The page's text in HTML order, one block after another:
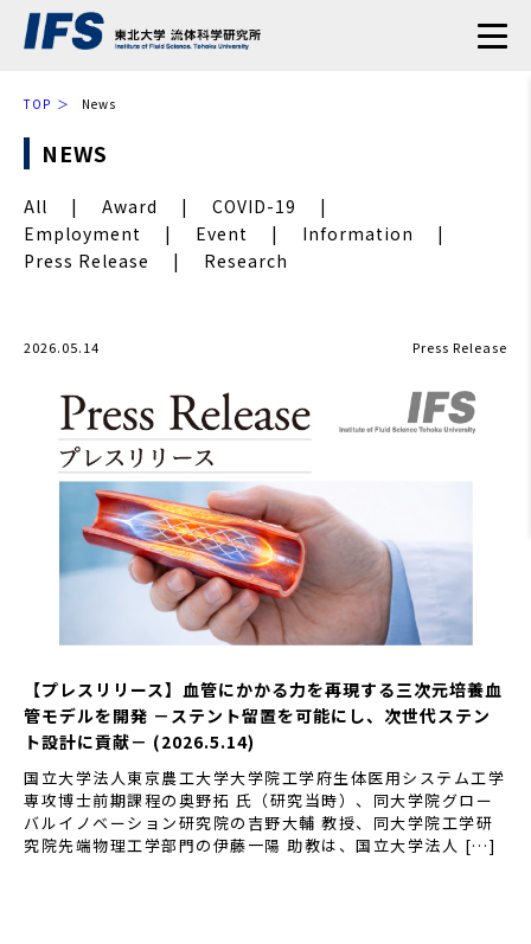
TOP News
NEWS
All Award
COVID-19
Employment
Event
Information
Press Release
Research
2026.05.14 Press Release
【プレスリリース】血管にかかる力を再現する三次元培養血
管モデルを開発 －ステント留置を可能にし、次世代ステン
ト設計に貢献－ (2026.5.14)
国立大学法人東京農工大学大学院工学府生体医用システム工学
専攻博士前期課程の奥野拓 氏（研究当時）、同大学院グロー
バルイノベーション研究院の吉野大輔 教授、同大学院工学研
究院先端物理工学部門の伊藤一陽 助教は、国立大学法人 […]